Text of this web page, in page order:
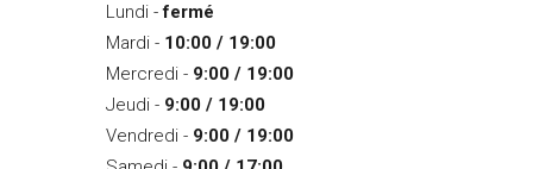
Lundi -fermé
Mardi - 10:00 / 19:00
Mercredi - 9:00 / 19:00
Jeudi - 9:00 / 19:00
Vendredi - 9:00 / 19:00